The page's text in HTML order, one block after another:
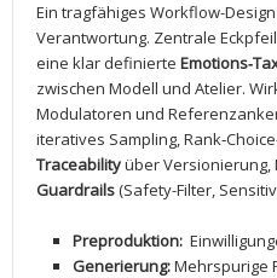
Ein tragfähiges Workflow-
Verantwortung. Zentrale
eine klar definierte⁢
zwischen Modell und Atelier.
Modulatoren und
iteratives Sampling,
Traceabilityüber
Guardrails(Safety-Filter,
Preproduktion:
Generierung:Mehrspurige